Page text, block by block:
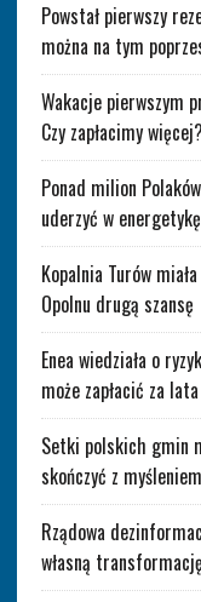
Powstał pierwszy
można na tym
Wakacje pierwszym
Czy zapłacimy więcej?
Ponad milion
uderzyć w energetykę
Kopalnia Turów
Opolnu drugą szansę
Enea wiedziała o
może zapłacić za
Setki polskich gmin
skończyć z
Rządowa
własną